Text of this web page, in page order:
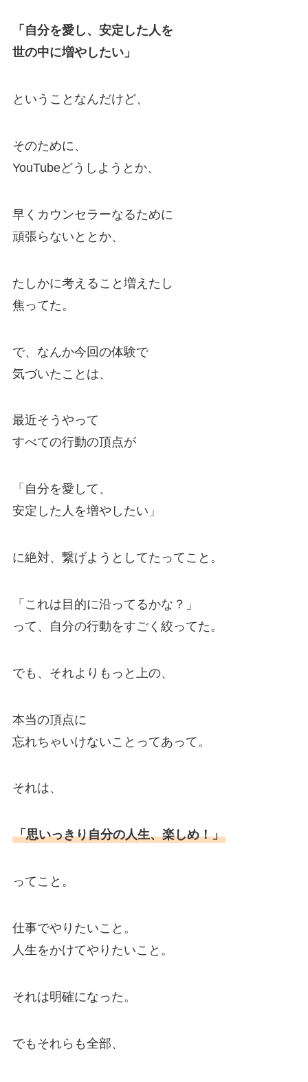
「自分を愛し、安定した人を
世の中に増やしたい」
ということなんだけど、
そのために、
YouTubeどうしようとか、
早くカウンセラーなるために
頑張らないととか、
たしかに考えること増えたし
焦ってた。
で、なんか今回の体験で
気づいたことは、
最近そうやって
すべての行動の頂点が
「自分を愛して、
安定した人を増やしたい」
に絶対、繋げようとしてたってこと。
「これは目的に沿ってるかな？」
って、自分の行動をすごく絞ってた。
でも、それよりもっと上の、
本当の頂点に
忘れちゃいけないことってあって。
それは、
「思いっきり自分の人生、楽しめ！」
ってこと。
仕事でやりたいこと。
人生をかけてやりたいこと。
それは明確になった。
でもそれらも全部、